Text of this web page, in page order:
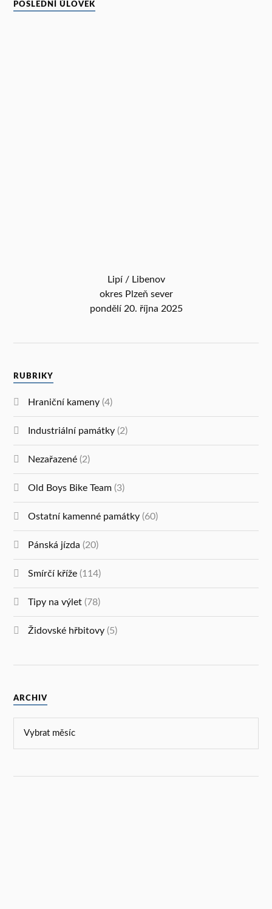
POSLEDNÍ ÚLOVEK
Lipí / Libenov
okres Plzeň sever
pondělí 20. října 2025
RUBRIKY
Hraniční kameny (4)
Industriální památky (2)
Nezařazené (2)
Old Boys Bike Team (3)
Ostatní kamenné památky (60)
Pánská jízda (20)
Smírčí kříže (114)
Tipy na výlet (78)
Židovské hřbitovy (5)
ARCHIV